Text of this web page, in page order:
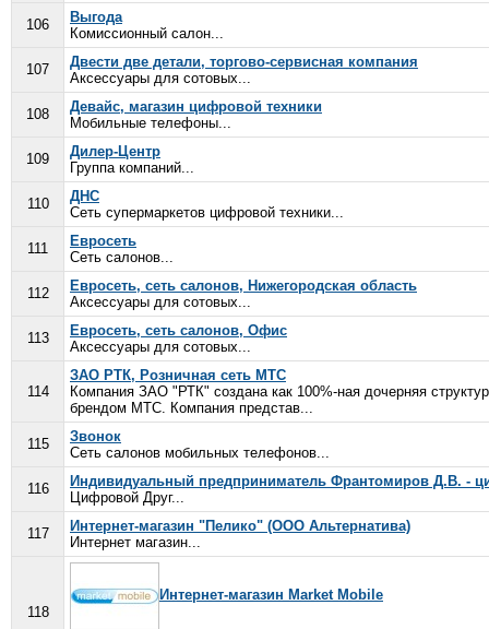
106
Выгода
Комиссионный салон...
107
Двести две детали, торгово-сервисная компания
Аксессуары для сотовых...
108
Девайс, магазин цифровой техники
Мобильные телефоны...
109
Дилер-Центр
Группа компаний...
110
ДНС
Сеть супермаркетов цифровой техники...
111
Евросеть
Сеть салонов...
112
Евросеть, сеть салонов, Нижегородская область
Аксессуары для сотовых...
113
Евросеть, сеть салонов, Офис
Аксессуары для сотовых...
114
ЗАО РТК, Розничная сеть МТС
Компания ЗАО "РТК" создана как 100%-ная дочерняя
брендом МТС. Компания представ...
115
Звонок
Сеть салонов мобильных телефонов...
116
Индивидуальный предприниматель Франтомиров Д.В. -
Цифровой Друг...
117
Интернет-магазин "Пелико" (ООО Альтернатива)
Интернет магазин...
118
Интернет-магазин Market Mobile